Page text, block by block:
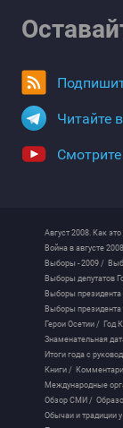
Читайте
Август 2008. Как
Война в августе
Выборы - 2009 /
Выборы депутатов
Выборы
Выборы
Герои Осетии / Год
Знаменательная
Итоги года с
Книги /
Международные
Обзор СМИ /
Обычаи и традиции